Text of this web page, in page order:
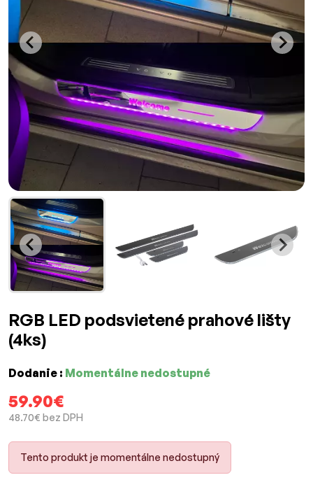
RGB LED podsvietené prahové lišty
(4ks)
Dodanie : Momentálne nedostupné
59.90€
48.70€ bez DPH
Tento produkt je momentálne nedostupný